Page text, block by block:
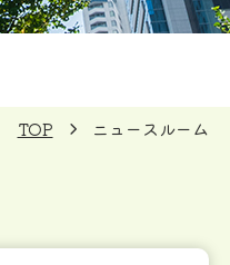
TOP ニュースルーム